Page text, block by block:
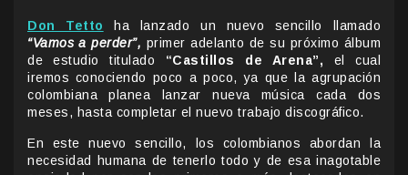
Don Tetto
ha lanzado un nuevo sencillo llamado
“Vamos a perder”, primer adelanto de su próximo álbum
de estudio titulado “Castillos de Arena”, el cual
iremos conociendo poco a poco, ya que la agrupación
colombiana planea lanzar nueva música cada dos
meses, hasta completar el nuevo trabajo discográfico.
En este nuevo sencillo, los colombianos abordan la
necesidad humana de tenerlo todo y de esa inagotable